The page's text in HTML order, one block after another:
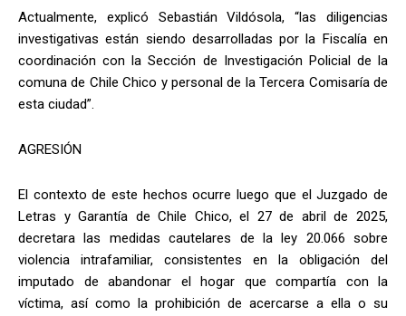
Actualmente, explicó Sebastián Vildósola, “las diligencias
investigativas están siendo desarrolladas por la Fiscalía en
coordinación con la Sección de Investigación Policial de la
comuna de Chile Chico y personal de la Tercera Comisaría de
esta ciudad”.
AGRESIÓN
El contexto de este hechos ocurre luego que el Juzgado de
Letras y Garantía de Chile Chico, el 27 de abril de 2025,
decretara las medidas cautelares de la ley 20.066 sobre
violencia intrafamiliar, consistentes en la obligación del
imputado de abandonar el hogar que compartía con la
víctima, así como la prohibición de acercarse a ella o su